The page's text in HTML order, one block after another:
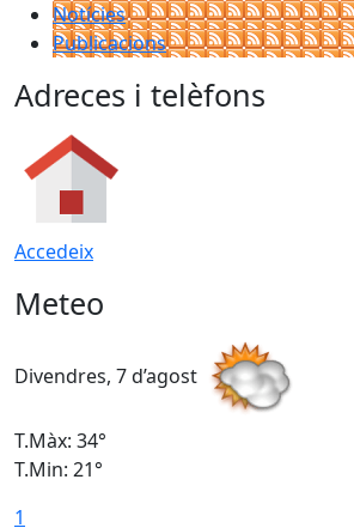
Notícies
Publicacions
Adreces i telèfons
Accedeix
Meteo
Divendres, 7 d’agost
T.Màx: 34°
T.Min: 21°
1